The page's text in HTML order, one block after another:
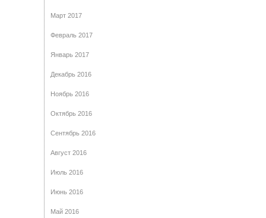
Март 2017
Февраль 2017
Январь 2017
Декабрь 2016
Ноябрь 2016
Октябрь 2016
Сентябрь 2016
Август 2016
Июль 2016
Июнь 2016
Май 2016